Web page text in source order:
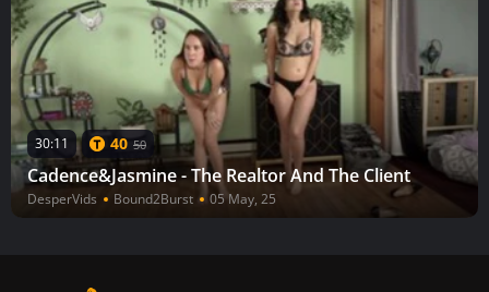
30:11 40 50
Cadence&Jasmine - The Realtor And The Client
DesperVids Bound2Burst 05 May, 25